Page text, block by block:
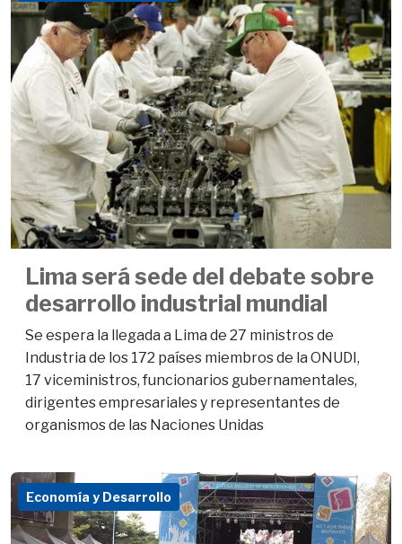
Lima será sede del debate sobre
desarrollo industrial mundial
Se espera la llegada a Lima de 27 ministros de
Industria de los 172 países miembros de la ONUDI,
17 viceministros, funcionarios gubernamentales,
dirigentes empresariales y representantes de
organismos de las Naciones Unidas
Economía y Desarrollo